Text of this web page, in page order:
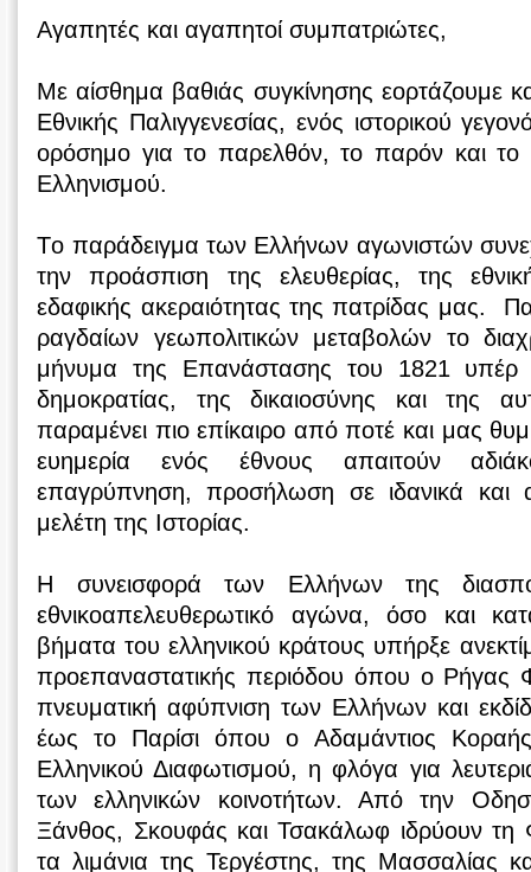
Αγαπητές και αγαπητοί συμπατριώτες,
Με αίσθημα βαθιάς συγκίνησης εορτάζουμε
Εθνικής Παλιγγενεσίας, ενός ιστορικού
ορόσημο για το παρελθόν, το παρόν και το
Ελληνισμού.
Tο παράδειγμα των Ελλήνων αγωνιστών
την προάσπιση της ελευθερίας, της
εδαφικής ακεραιότητας της πατρίδας μας.
ραγδαίων γεωπολιτικών μεταβολών το
μήνυμα της Επανάστασης του 1821 υπέρ
δημοκρατίας, της δικαιοσύνης και της
παραμένει πιο επίκαιρο από ποτέ και μας
ευημερία ενός έθνους απαιτούν
επαγρύπνηση, προσήλωση σε ιδανικά και
μελέτη της Ιστορίας.
Η συνεισφορά των Ελλήνων της
εθνικοαπελευθερωτικό αγώνα, όσο και
βήματα του ελληνικού κράτους υπήρξε
προεπαναστατικής περιόδου όπου ο Ρήγας
πνευματική αφύπνιση των Ελλήνων και
έως το Παρίσι όπου ο Αδαμάντιος Κοραής
Ελληνικού Διαφωτισμού, η φλόγα για
των ελληνικών κοινοτήτων. Από την
Ξάνθος, Σκουφάς και Τσακάλωφ ιδρύουν τη
τα λιμάνια της Τεργέστης, της Μασσαλίας